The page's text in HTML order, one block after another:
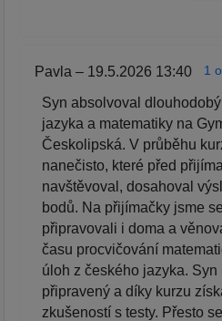
Pavla – 19.5.2026 13:40 1
Syn absolvoval
jazyka a matematiky na
Českolipská. V průběhu
nanečisto, které před
navštěvoval, dosahoval
bodů. Na přijímačky jsme
připravovali i doma a
času procvičování
úloh z českého jazyka. Syn
připravený a díky kurzu
zkušeností s testy. Přesto